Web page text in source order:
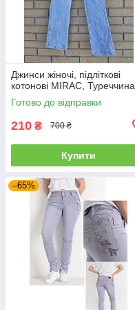
Джинси жіночі, підліткові
котонові MIRAC, Туреччина
Готово до відправки
210 ₴ 700 ₴
Купити
–65%